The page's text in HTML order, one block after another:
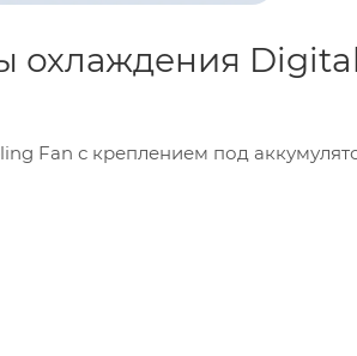
охлаждения
Fan с креплением под